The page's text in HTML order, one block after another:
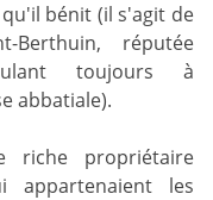
bénit (il s'agit de
Berthuin, réputée
toujours à
abbatiale).
riche propriétaire
appartenaient les